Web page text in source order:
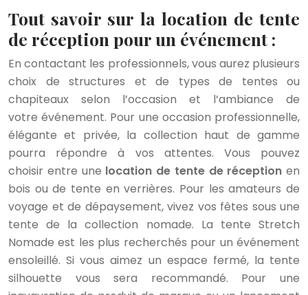
Tout savoir sur la location de tente
de réception pour un événement :
En contactant les professionnels, vous aurez plusieurs
choix de structures et de types de tentes ou
chapiteaux selon l’occasion et l’ambiance de
votre événement. Pour une occasion professionnelle,
élégante et privée, la collection haut de gamme
pourra répondre à vos attentes. Vous pouvez
choisir entre une location de tente de réception en
bois ou de tente en verrières. Pour les amateurs de
voyage et de dépaysement, vivez vos fêtes sous une
tente de la collection nomade. La tente Stretch
Nomade est les plus recherchés pour un événement
ensoleillé. Si vous aimez un espace fermé, la tente
silhouette vous sera recommandé. Pour une